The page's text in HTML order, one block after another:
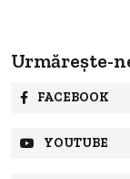
Urmărește-
FACEBOOK
YOUTUBE